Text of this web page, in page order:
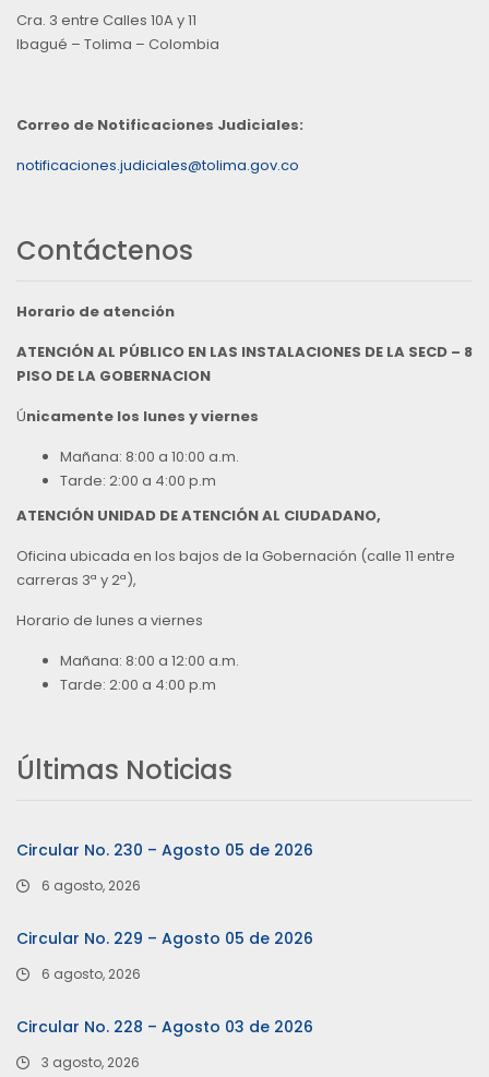
Cra. 3 entre Calles 10A y 11
Ibagué – Tolima – Colombia
Correo de Notificaciones Judiciales:
notificaciones.judiciales@tolima.gov.co
Contáctenos
Horario de atención
ATENCIÓN AL PÚBLICO EN LAS INSTALACIONES DE LA SECD – 8
PISO DE LA GOBERNACION
Únicamente los lunes y viernes
Mañana: 8:00 a 10:00 a.m.
Tarde: 2:00 a 4:00 p.m
ATENCIÓN UNIDAD DE ATENCIÓN AL CIUDADANO,
Oficina ubicada en los bajos de la Gobernación (calle 11 entre
carreras 3ª y 2ª),
Horario de lunes a viernes
Mañana: 8:00 a 12:00 a.m.
Tarde: 2:00 a 4:00 p.m
Últimas Noticias
Circular No. 230 – Agosto 05 de 2026
6 agosto, 2026
Circular No. 229 – Agosto 05 de 2026
6 agosto, 2026
Circular No. 228 – Agosto 03 de 2026
3 agosto, 2026